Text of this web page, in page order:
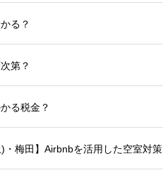
る？
第？
る税金？
)・梅田】Airbnbを活用した空室対策